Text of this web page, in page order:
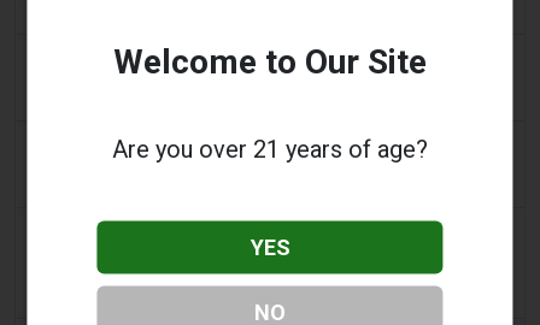
2 days ago
2 days ago
2 days ago
Vape Station 在阿联酋全境提供 Lost Mary 15,000 口
一次性电子烟
Welcome to Our Site
Are you over 21 years of age?
YES
NO